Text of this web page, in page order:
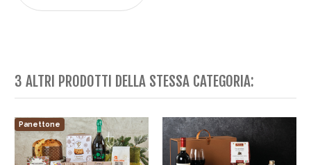
3 ALTRI PRODOTTI DELLA STESSA CATEGORIA:
Panettone